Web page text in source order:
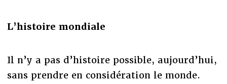
L’histoire mondiale
Il n’y a pas d’histoire possible, aujourd’hui,
sans prendre en considération le monde.